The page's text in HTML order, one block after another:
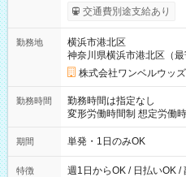
いOK！（規定あり） ┗働
ンビニATMから 日払い分を引き落
交通費別途支給あり
勤務地
横浜市港北区
神奈川県横浜市港北区（最
株式会社ワンベルウッズ
勤務時間
勤務時間は指定なし
変形労働時間制 想定労働時間160時間/月
～21：00
期間 単発・1日のみOK
特徴
週1日からOK / 日払いOK /